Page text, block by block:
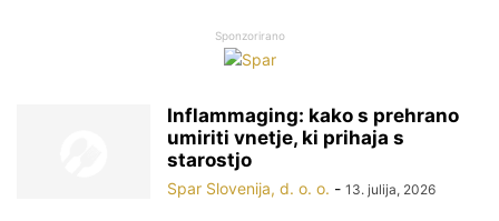
Sponzorirano
Inflammaging: kako s prehrano
umiriti vnetje, ki prihaja s
starostjo
Spar Slovenija, d. o. o. - 13. julija, 2026